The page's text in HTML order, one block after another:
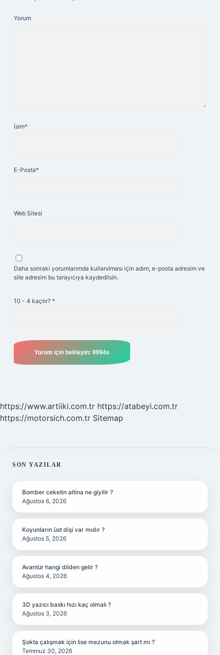
Yorum
İsim*
E-Posta*
Web Sitesi
Daha sonraki yorumlarımda kullanılması için adım, e-posta adresim ve
site adresim bu tarayıcıya kaydedilsin.
10 - 4 kaçtır? *
https://www.artiiki.com.tr https://atabeyi.com.tr
https://motorsich.com.tr Sitemap
SIDEBAR
SON YAZILAR
Bomber ceketin altina ne giyilir ?
Ağustos 6, 2026
Koyunların üst dişi var mıdır ?
Ağustos 5, 2026
Avantür hangi dilden gelir ?
Ağustos 4, 2026
3D yazıcı baskı hızı kaç olmalı ?
Ağustos 3, 2026
Şokta çalışmak için lise mezunu olmak şart mı ?
Temmuz 30, 2026